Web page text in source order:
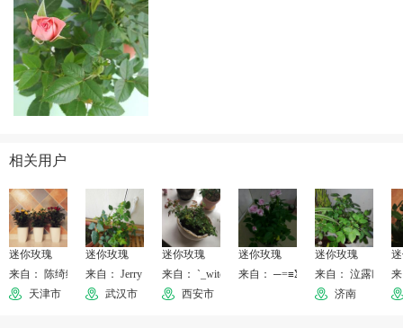
相关用户
迷你玫瑰
来自： 陈绮绮
天津市
迷你玫瑰
来自： Jerry RAO
武汉市
迷你玫瑰
来自： `_witch
西安市
迷你玫瑰
来自： ─=≡Σ((( つ•̀ω•́)つ
迷你玫瑰
来自： 泣露幽昙
济南